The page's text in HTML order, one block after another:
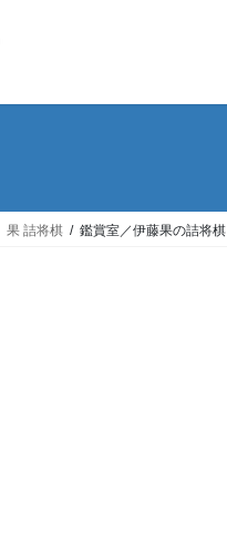
詰将棋 鑑賞室／伊藤果の詰将棋